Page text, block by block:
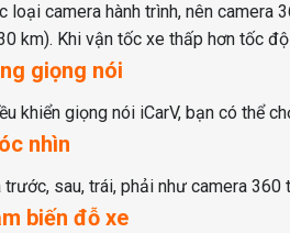
loại camera hành trình, nên camera
km). Khi vận tốc xe thấp hơn tốc
giọng nói
khiển giọng nói iCarV, bạn có thể
nhìn
trước, sau, trái, phải như camera
biến đỗ xe